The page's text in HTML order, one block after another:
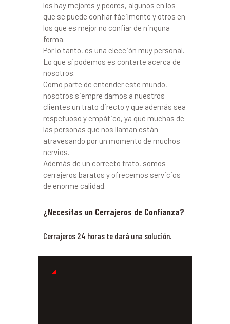
los hay mejores y peores, algunos en los
que se puede confiar fácilmente y otros en
los que es mejor no confiar de ninguna
forma.
Por lo tanto, es una elección muy personal.
Lo que sí podemos es contarte acerca de
nosotros.
Como parte de entender este mundo,
nosotros siempre damos a nuestros
clientes un trato directo y que además sea
respetuoso y empático, ya que muchas de
las personas que nos llaman están
atravesando por un momento de muchos
nervios.
Además de un correcto trato, somos
cerrajeros baratos y ofrecemos servicios
de enorme calidad.
¿Necesitas un Cerrajeros de Confianza?
Cerrajeros 24 horas te dará una solución.